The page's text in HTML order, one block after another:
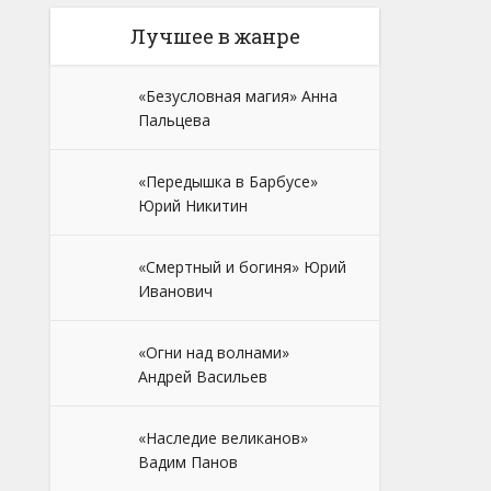
Лучшее в жанре
«Безусловная магия» Анна
Пальцева
«Передышка в Барбусе»
Юрий Никитин
«Смертный и богиня» Юрий
Иванович
«Огни над волнами»
Андрей Васильев
«Наследие великанов»
Вадим Панов